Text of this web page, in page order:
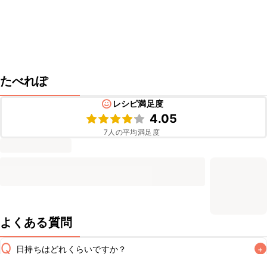
たべれぽ
レシピ満足度
4.05
7 人の平均満足度
よくある質問
Q 日持ちはどれくらいですか？ +